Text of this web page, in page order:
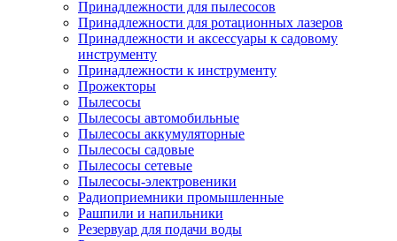
Принадлежности для пылесосов
Принадлежности для ротационных лазеров
Принадлежности и аксессуары к садовому
инструменту
Принадлежности к инструменту
Прожекторы
Пылесосы
Пылесосы автомобильные
Пылесосы аккумуляторные
Пылесосы садовые
Пылесосы сетевые
Пылесосы-электровеники
Радиоприемники промышленные
Рашпили и напильники
Резервуар для подачи воды